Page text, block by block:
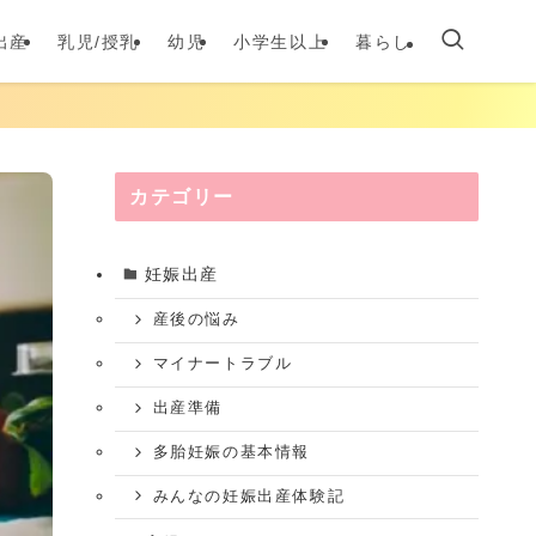
産 乳児/授乳 幼児 小学生以上 暮らし
カテゴリー
妊娠出産
産後の悩み
マイナートラブル
出産準備
多胎妊娠の基本情報
みんなの妊娠出産体験記